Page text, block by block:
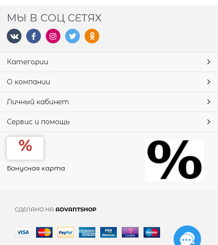
МЫ В СОЦ СЕТЯХ
Категории
О компании
Личный кабинет
Сервис и помощь
Бонусная карта
СДЕЛАНО НА ADVANTSHOP